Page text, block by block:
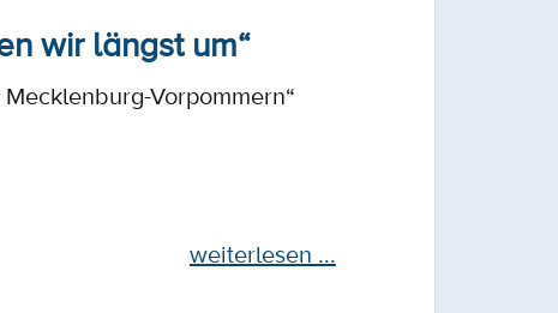
wir längst um“
Vorpommern“
weiterlesen ...